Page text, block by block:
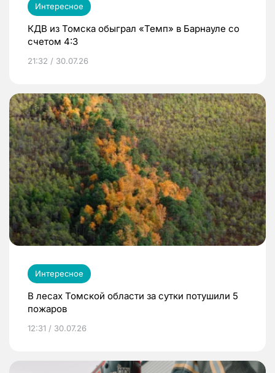
Интересное
КДВ из Томска обыграл «Темп» в Барнауле со
счетом 4:3
21:32 / 30.07.26
Интересное
В лесах Томской области за сутки потушили 5
пожаров
12:31 / 30.07.26